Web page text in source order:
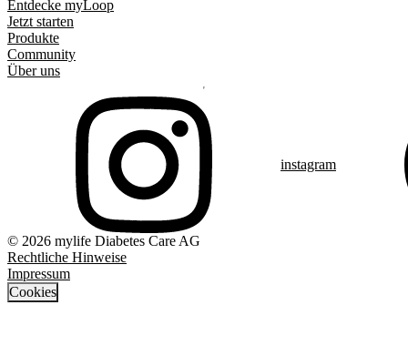
Entdecke myLoop
Jetzt starten
Produkte
Community
Über uns
instagram
© 2026 mylife Diabetes Care AG
Rechtliche Hinweise
Impressum
Cookies